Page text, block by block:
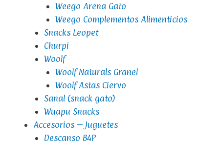
Weego Arena Gato
Weego Complementos Alimenticios
Snacks Leopet
Churpi
Woolf
Woolf Naturals Granel
Woolf Astas Ciervo
Sanal (snack gato)
Wuapu Snacks
Accesorios – Juguetes
Descanso B4P